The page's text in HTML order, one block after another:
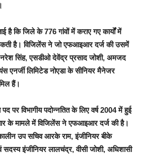
है कि जिले के 776 गांवों में कराए गए कार्यों में
है। विजिलेंस ने जो एफआइआर दर्ज की उसमें
सिंह, एसडीओ देवेंद्र प्रसाद जोशी, अमजद
एनर्जी लिमिटेड नोएडा के सीनियर मैनेजर
हैं।
पर विभागीय पदोन्नतित के लिए वर्ष 2004 में हुई
के मामले में विजिलेंस ने एफआइआर दर्ज की है।
उप सचिव आरके राम, इंजीनियर बीके
सदस्य इंजीनियर लालचंद्र, वीसी जोशी, अधिशासी